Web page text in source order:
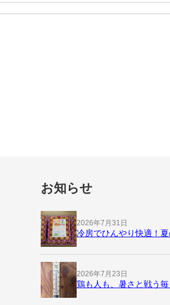
お知らせ
2026年7月31日
冷房でひんやり快適！
2026年7月23日
鶏も人も、暑さと戦う毎